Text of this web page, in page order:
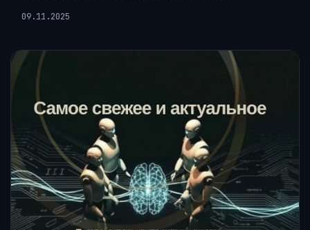
09.11.2025